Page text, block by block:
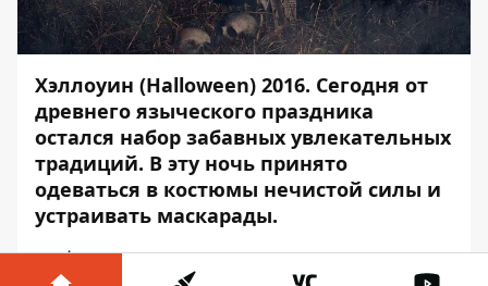
Хэллоуин (Halloween) 2016. Сегодня от
древнего языческого праздника
остался набор забавных увлекательных
традиций. В эту ночь принято
одеваться в костюмы нечистой силы и
устраивать маскарады.
Информаторрасскажет о традициях и